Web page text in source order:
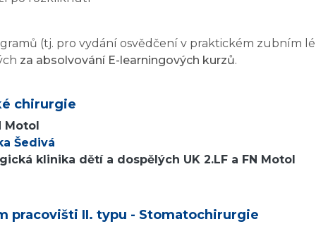
(tj. pro vydání osvědčení v praktickém zubním
za absolvování E-learningových kurzů.
chirurgie
Motol
Šedivá
klinika dětí a dospělých UK 2.LF a FN Motol
pracovišti II. typu - Stomatochirurgie